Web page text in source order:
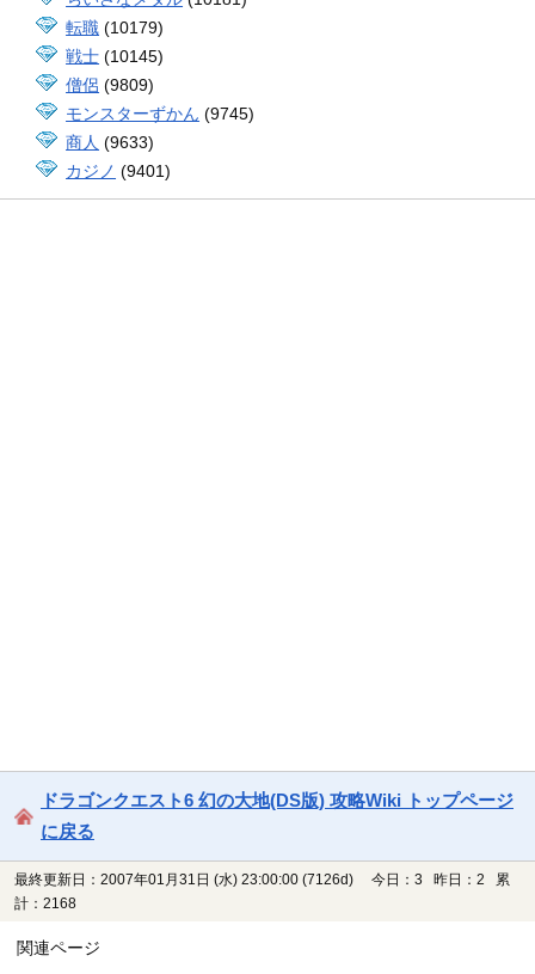
転職 (10179)
戦士 (10145)
僧侶 (9809)
モンスターずかん (9745)
商人 (9633)
カジノ (9401)
ドラゴンクエスト6 幻の大地(DS版) 攻略Wiki トップページ
に戻る
最終更新日：2007年01月31日 (水) 23:00:00 (7126d)
今日：3 昨日：2 累
計：2168
関連ページ